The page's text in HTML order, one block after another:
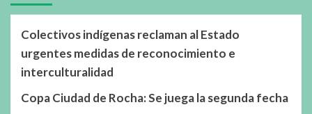
Colectivos indígenas reclaman al Estado
urgentes medidas de reconocimiento e
interculturalidad
Copa Ciudad de Rocha: Se juega la segunda fecha